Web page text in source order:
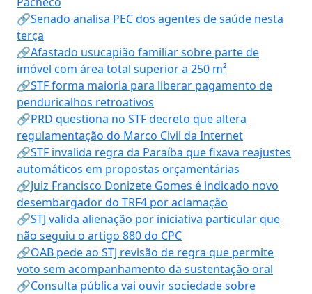
🔗Senado analisa PEC dos agentes de saúde nesta
terça
🔗Afastado usucapião familiar sobre parte de
imóvel com área total superior a 250 m²
🔗STF forma maioria para liberar pagamento de
penduricalhos retroativos
🔗PRD questiona no STF decreto que altera
regulamentação do Marco Civil da Internet
🔗STF invalida regra da Paraíba que fixava reajustes
automáticos em propostas orçamentárias
🔗Juiz Francisco Donizete Gomes é indicado novo
desembargador do TRF4 por aclamação
🔗STJ valida alienação por iniciativa particular que
não seguiu o artigo 880 do CPC
🔗OAB pede ao STJ revisão de regra que permite
voto sem acompanhamento da sustentação oral
🔗Consulta pública vai ouvir sociedade sobre